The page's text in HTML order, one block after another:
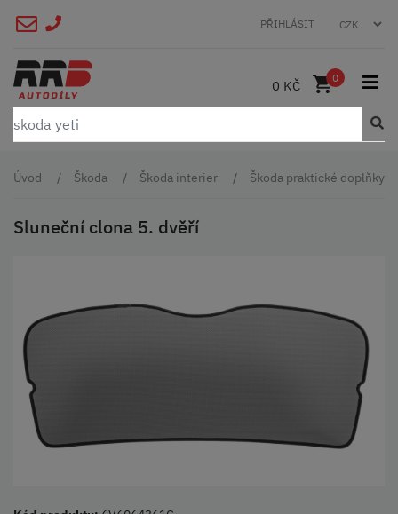
PŘIHLÁSIT
0 KČ 0
Úvod Škoda Škoda interier Škoda praktické doplňky
Sluneční clona 5. dvěří